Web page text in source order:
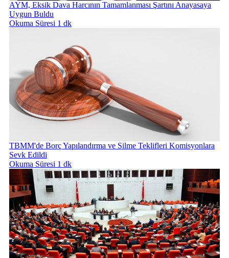
AYM, Eksik Dava Harcının Tamamlanması Şartını Anayasaya
Uygun Buldu
Okuma Süresi 1 dk
TBMM'de Borç Yapılandırma ve Silme Teklifleri Komisyonlara
Sevk Edildi
Okuma Süresi 1 dk